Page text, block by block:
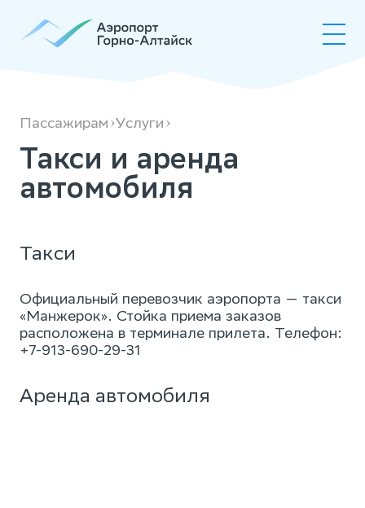
Такси
и аренда
Пассажирам Услуги
Такси и аренда
автомобиля
Такси
Официальный перевозчик аэропорта — такси
«Манжерок». Стойка приема заказов
расположена в терминале прилета. Телефон:
+7-913-690-29-31
Аренда автомобиля